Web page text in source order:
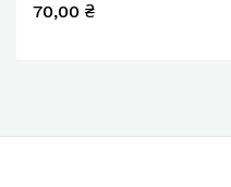
70,00 ₴